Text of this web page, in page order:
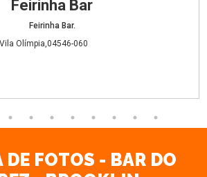
Feirinha Bar
Feirinha Bar.
Olímpia,04546-060
DE FOTOS - BAR DO